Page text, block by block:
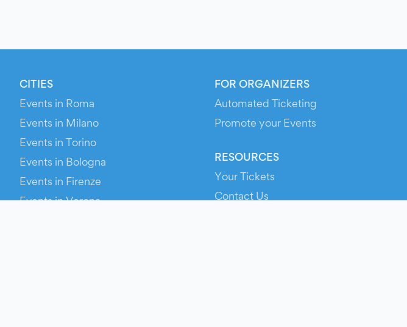
CITIES
Events in Roma
Events in Milano
Events in Torino
Events in Bologna
Events in Firenze
Events in Verona
FOR ORGANIZERS
Automated Ticketing
Promote your Events
RESOURCES
Your Tickets
Contact Us